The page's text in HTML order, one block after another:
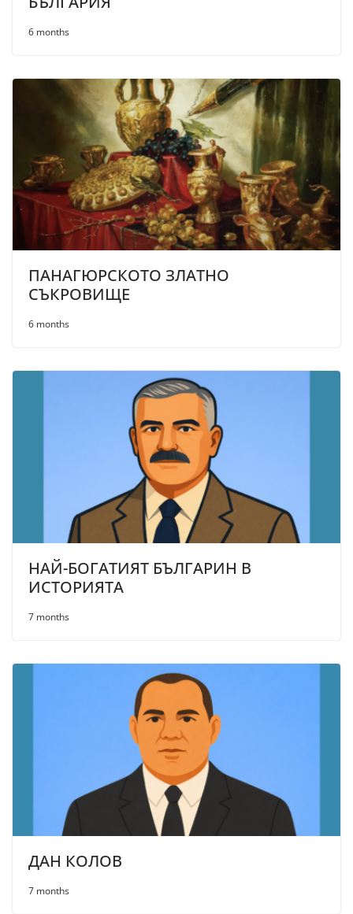
6 months
ПАНАГЮРСКОТО ЗЛАТНО
СЪКРОВИЩЕ
6 months
НАЙ-БОГАТИЯТ БЪЛГАРИН В
ИСТОРИЯТА
7 months
ДАН КОЛОВ
7 months